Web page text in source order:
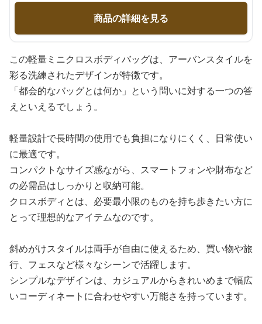
商品の詳細を見る
この軽量ミニクロスボディバッグは、アーバンスタイルを
彩る洗練されたデザインが特徴です。
「都会的なバッグとは何か」という問いに対する一つの答
えといえるでしょう。
軽量設計で長時間の使用でも負担になりにくく、日常使い
に最適です。
コンパクトなサイズ感ながら、スマートフォンや財布など
の必需品はしっかりと収納可能。
クロスボディとは、必要最小限のものを持ち歩きたい方に
とって理想的なアイテムなのです。
斜めがけスタイルは両手が自由に使えるため、買い物や旅
行、フェスなど様々なシーンで活躍します。
シンプルなデザインは、カジュアルからきれいめまで幅広
いコーディネートに合わせやすい万能さを持っています。